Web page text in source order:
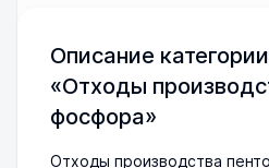
Описание
«Отходы
фосфора»
Отходы производства